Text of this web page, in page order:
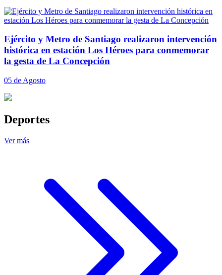
Ejército y Metro de Santiago realizaron intervención
histórica en estación Los Héroes para conmemorar
la gesta de La Concepción
05 de Agosto
Deportes
Ver más